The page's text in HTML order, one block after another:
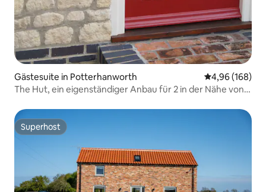
Gästesuite in Potterhanworth
4,96 (168)
The Hut, ein eigenständiger Anbau für 2 in der Nähe von
Superhost
Superhost